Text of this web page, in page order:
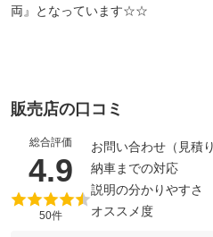
両』となっています☆☆
販売店の口コミ
総合評価
4.9 （5点満
50件
お問い合わせ（見積り
納車までの対応
説明の分かりやすさ
オススメ度